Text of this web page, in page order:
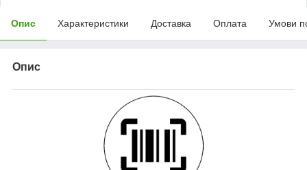
Опис Характеристики Доставка Оплата Умови
Опис